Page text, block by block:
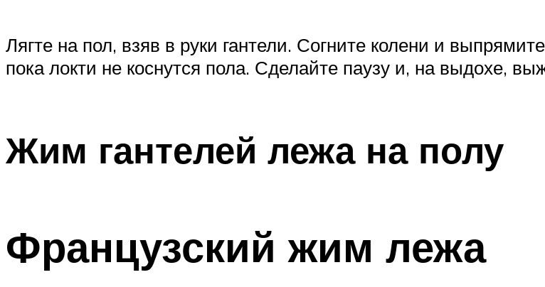
Лягте на пол, взяв в руки гантели. Согните колени и
пока локти не коснутся пола. Сделайте паузу и, на выдохе,
Жим гантелей лежа на полу
Французский жим лежа